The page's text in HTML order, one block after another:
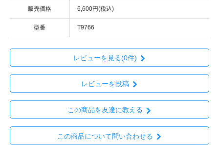
販売価格 6,600円(税込)
型番 T9766
レビューを見る(0件)
レビューを投稿
この商品を友達に教える
この商品について問い合わせる